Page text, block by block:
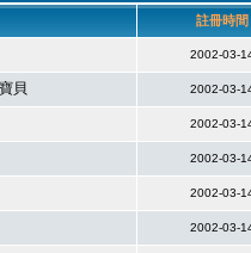
註冊時間
2002-03-
貝 2002-03-
2002-03-
2002-03-
2002-03-
2002-03-